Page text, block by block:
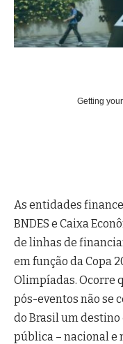
Getting your
As entidades
BNDES e Caixa
de linhas de
em função da Copa
Olimpíadas. Ocorre
pós-eventos não se
do Brasil um destino
pública – nacional e